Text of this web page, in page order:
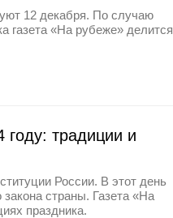
12 декабря. По случаю
газета «На рубеже» делится
году: традиции и
России. В этот день
страны. Газета «На
праздника.